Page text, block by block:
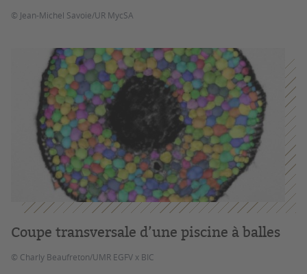
© Jean-Michel Savoie/UR MycSA
Coupe transversale d’une piscine à balles
© Charly Beaufreton/UMR EGFV x BIC